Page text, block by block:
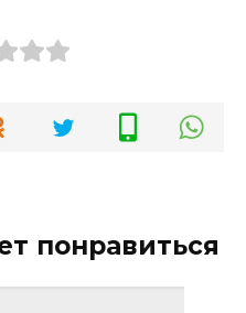
понравиться